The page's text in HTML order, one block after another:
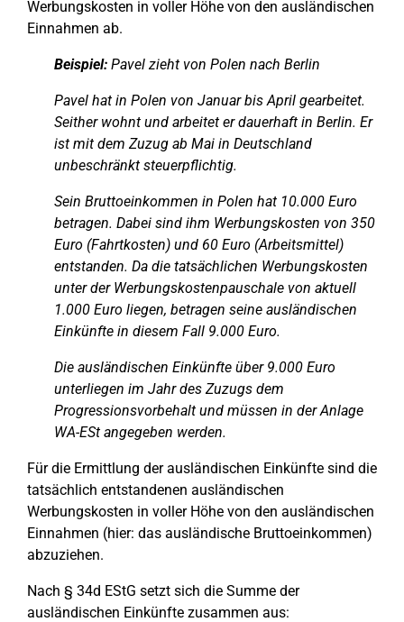
Werbungskosten in voller Höhe von den ausländischen
Einnahmen ab.
Beispiel: Pavel zieht von Polen nach Berlin
Pavel hat in Polen von Januar bis April gearbeitet.
Seither wohnt und arbeitet er dauerhaft in Berlin. Er
ist mit dem Zuzug ab Mai in Deutschland
unbeschränkt steuerpflichtig.
Sein Bruttoeinkommen in Polen hat 10.000 Euro
betragen. Dabei sind ihm Werbungskosten von 350
Euro (Fahrtkosten) und 60 Euro (Arbeitsmittel)
entstanden. Da die tatsächlichen Werbungskosten
unter der Werbungskostenpauschale von aktuell
1.000 Euro liegen, betragen seine ausländischen
Einkünfte in diesem Fall 9.000 Euro.
Die ausländischen Einkünfte über 9.000 Euro
unterliegen im Jahr des Zuzugs dem
Progressionsvorbehalt und müssen in der Anlage
WA-ESt angegeben werden.
Für die Ermittlung der ausländischen Einkünfte sind die
tatsächlich entstandenen ausländischen
Werbungskosten in voller Höhe von den ausländischen
Einnahmen (hier: das ausländische Bruttoeinkommen)
abzuziehen.
Nach § 34d EStG setzt sich die Summe der
ausländischen Einkünfte zusammen aus: